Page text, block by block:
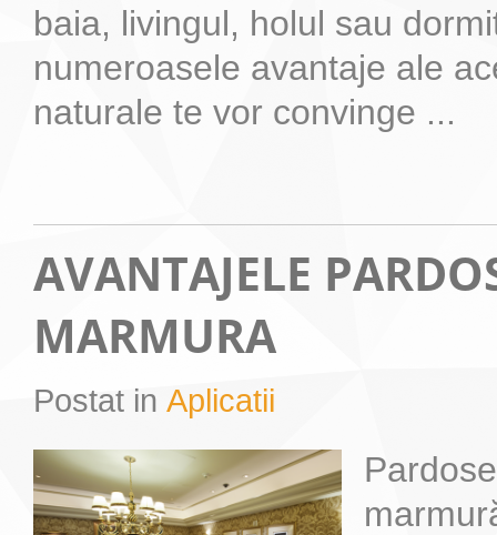
baia, livingul, holul sau
numeroasele avantaje ale
naturale te vor convinge ...
AVANTAJELE
MARMURA
Postat in Aplicatii